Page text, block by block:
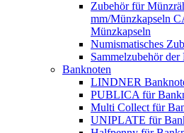
Zubehör für
mm/Münzkapseln
Münzkapseln
Numismatisches
Sammelzubehör
Banknoten
LINDNER
PUBLICA für
Multi Collect für
UNIPLATE für